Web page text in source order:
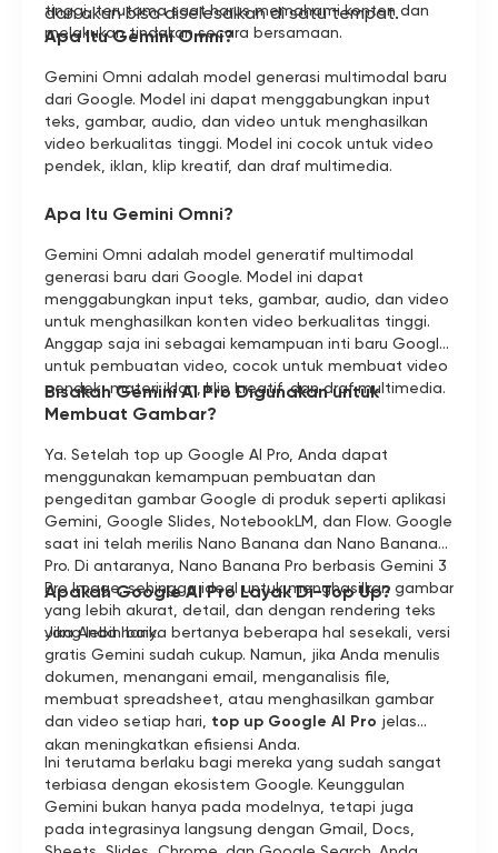
dan akun bisa diselesaikan di satu tempat.
tinggi, terutama saat harus memahami konten dan
melakukan tindakan secara bersamaan.
Apa Itu Gemini Omni?
Gemini Omni adalah model generasi multimodal baru
dari Google. Model ini dapat menggabungkan input
teks, gambar, audio, dan video untuk menghasilkan
video berkualitas tinggi. Model ini cocok untuk video
pendek, iklan, klip kreatif, dan draf multimedia.
Apa Itu Gemini Omni?
Gemini Omni adalah model generatif multimodal
generasi baru dari Google. Model ini dapat
menggabungkan input teks, gambar, audio, dan video
untuk menghasilkan konten video berkualitas tinggi.
Anggap saja ini sebagai kemampuan inti baru Google
untuk pembuatan video, cocok untuk membuat video
pendek, materi iklan, klip kreatif, dan draf multimedia.
Bisakah Gemini AI Pro Digunakan untuk
Membuat Gambar?
Ya. Setelah top up Google AI Pro, Anda dapat
menggunakan kemampuan pembuatan dan
pengeditan gambar Google di produk seperti aplikasi
Gemini, Google Slides, NotebookLM, dan Flow. Google
saat ini telah merilis Nano Banana dan Nano Banana
Pro. Di antaranya, Nano Banana Pro berbasis Gemini 3
Pro Image, sehingga ideal untuk menghasilkan gambar
yang lebih akurat, detail, dan dengan rendering teks
yang lebih baik.
Apakah Google AI Pro Layak Di-Top Up?
Jika Anda hanya bertanya beberapa hal sesekali, versi
gratis Gemini sudah cukup. Namun, jika Anda menulis
dokumen, menangani email, menganalisis file,
membuat spreadsheet, atau menghasilkan gambar
dan video setiap hari, top up Google AI Pro jelas
akan meningkatkan efisiensi Anda.
Ini terutama berlaku bagi mereka yang sudah sangat
terbiasa dengan ekosistem Google. Keunggulan
Gemini bukan hanya pada modelnya, tetapi juga
pada integrasinya langsung dengan Gmail, Docs,